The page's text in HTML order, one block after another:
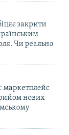
закрити
Чи реально
маркетплейс
нових